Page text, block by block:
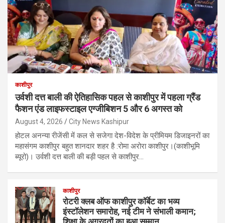
काशीपुर
उर्वशी दत्त बाली की ऐतिहासिक पहल से काशीपुर में पहला ग्रैंड
फैशन एंड लाइफस्टाइल एग्जीबिशन 5 और 6 अगस्त को
August 4, 2026 City News Kashipur
होटल अनन्या रीजेंसी में कल से सजेगा देश-विदेश के प्रीमियम डिजाइनरों का
महासंगम काशीपुर बहुत शानदार शहर है :रोमा अरोरा काशीपुर।(काशीभूमि
ब्यूरो)। उर्वशी दत्त बाली की बड़ी पहल से काशीपुर…
काशीपुर
रोटरी क्लब ऑफ काशीपुर कॉर्बेट का भव्य
इंस्टॉलेशन समारोह, नई टीम ने संभाली कमान;